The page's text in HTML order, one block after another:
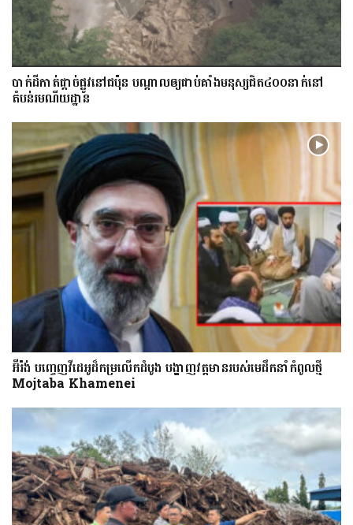
​បាក់​ដី​កាត់ផ្តាច់ផ្លូវ​​នៅជប៉ុន បណ្តាល​ឲ្យ​ជាប់​គាំង​​​មនុស្ស​ជិត​៤០០នាក់​នៅ
តំបន់រមណីយដ្ឋាន​
អ៊ីរ៉ង់ បញ្ចេញវីដេអូដ៏កម្រលើក​ដំបូង បង្ហាញ​វត្តមាន​​​របស់​​មេដឹកនាំកំពូលថ្មី
Mojtaba Khamenei